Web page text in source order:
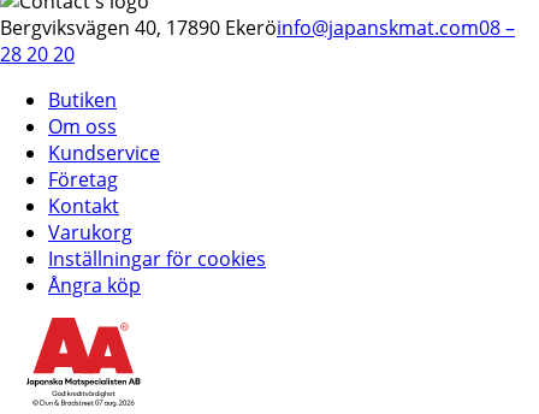
Bergviksvägen 40, 17890 Ekeröinfo@japanskmat.com08 –
28 20 20
Butiken
Om oss
Kundservice
Företag
Kontakt
Varukorg
Inställningar för cookies
Ångra köp